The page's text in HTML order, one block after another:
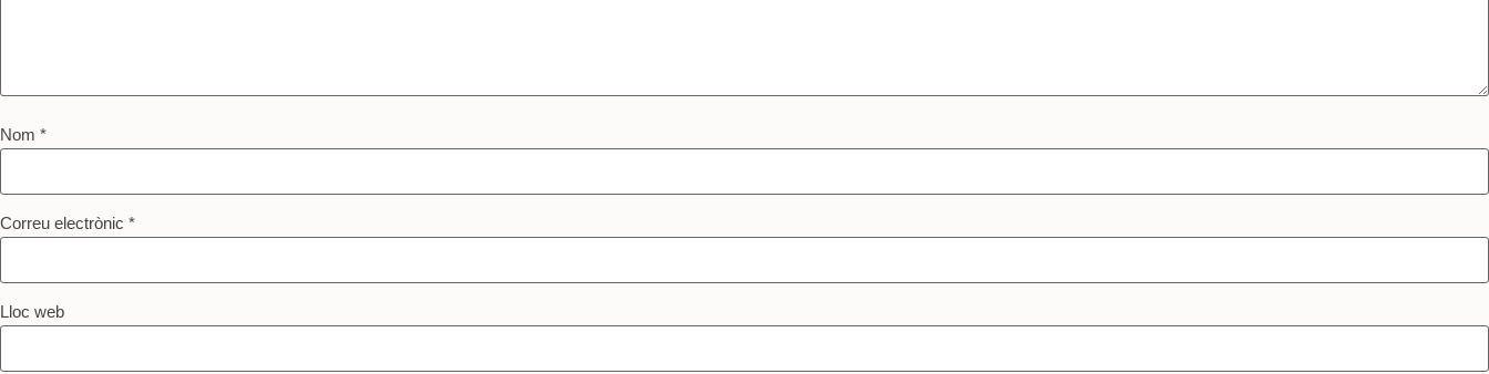
Nom *
Correu electrònic *
Lloc web